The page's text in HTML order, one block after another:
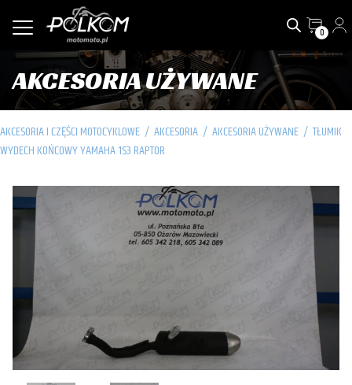
0
AKCESORIA UŻYWANE
AKCESORIA I CZĘŚCI MOTOCYKLOWE / AKCESORIA / AKCESORIA UŻYWANE / TŁUMIK
WYDECH KOŃCOWY YAMAHA 1S3 RAPTOR